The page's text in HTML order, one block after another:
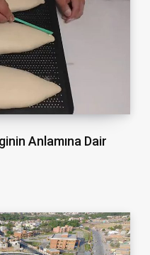
Anlamına Dair